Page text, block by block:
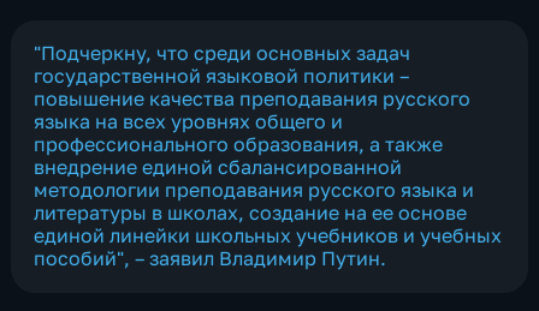
"Подчеркну, что среди основных задач
государственной языковой политики –
повышение качества преподавания русского
языка на всех уровнях общего и
профессионального образования, а также
внедрение единой сбалансированной
методологии преподавания русского языка и
литературы в школах, создание на ее основе
единой линейки школьных учебников и учебных
пособий", – заявил Владимир Путин.